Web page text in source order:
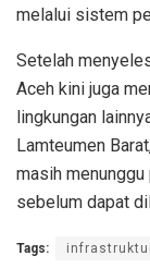
melalui sistem
Setelah
Aceh kini juga
lingkungan
Lamteumen
masih
sebelum dapat
Tags: